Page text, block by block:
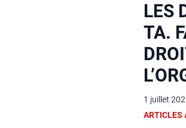
LES
TA.
1 juillet
ARTICLES